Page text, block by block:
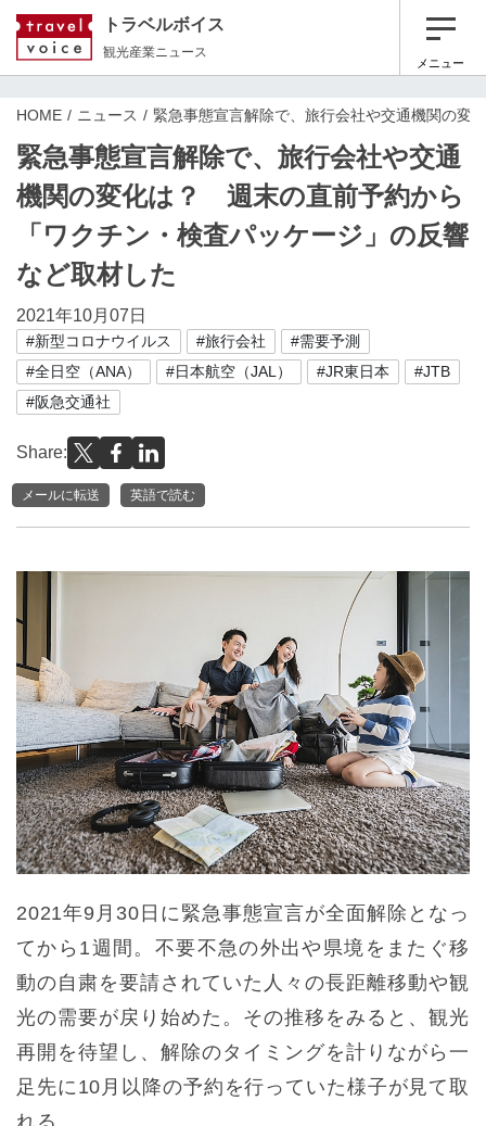
トラベルボイス
観光産業ニュース
メニュー
HOME ニュース 緊急事態宣言解除で、旅行会社や交通機関の
緊急事態宣言解除で、旅行会社や交通
機関の変化は？ 週末の直前予約から
「ワクチン・検査パッケージ」の反響
など取材した
2021年10月07日
#新型コロナウイルス #旅行会社
#需要予測
#全日空（ANA）
#日本航空（JAL） #JR東日本
#JTB
#阪急交通社
Share:
メールに転送 英語で読む
2021年9月30日に緊急事態宣言が全面解除となっ
てから1週間。不要不急の外出や県境をまたぐ移
動の自粛を要請されていた人々の長距離移動や観
光の需要が戻り始めた。その推移をみると、観光
再開を待望し、解除のタイミングを計りながら一
足先に10月以降の予約を行っていた様子が見て取
れる。